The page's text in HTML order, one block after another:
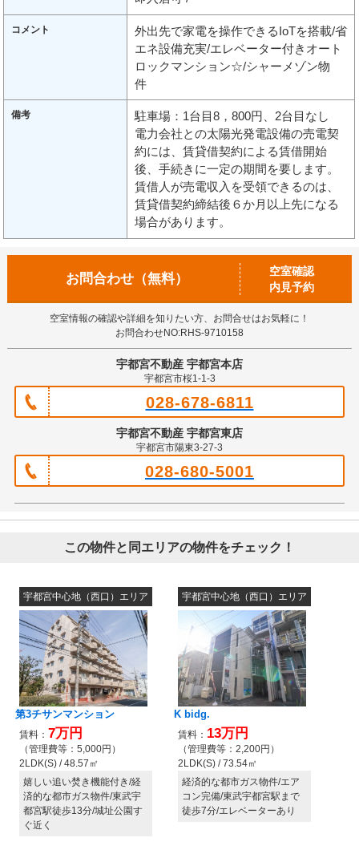
コメント
外出先で家電を操作できるIoTを搭載/省
エネ設備充実/エレベーター付きオート
ロックマンション☆/シャーメゾン物
件
備考
駐車場：1台目8，800円、2台目なし
電力会社との太陽光発電設備の売電契
約には、賃貸借契約による賃借開始
後、手続きに一定の期間を要します。
賃借人が売電収入を受領できるのは、
賃貸借契約締結後６か月以上先になる
場合があります。
お問合わせ（無料）
空室確認
内見予約
空室情報の確認や詳細を知りたい方、お問合せはお気軽に！
お問合わせNO:RHS-9710158
宇都宮不動産 宇都宮本店
宇都宮市桜1-1-3
028-678-6811
宇都宮不動産 宇都宮東店
宇都宮市陽東3-27-3
028-680-5001
この物件と同エリアの物件をチェック！